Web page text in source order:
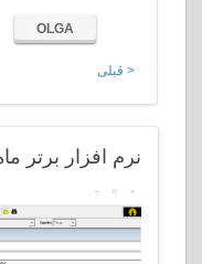
OLGA
< قبلی
نرم افزار برتر